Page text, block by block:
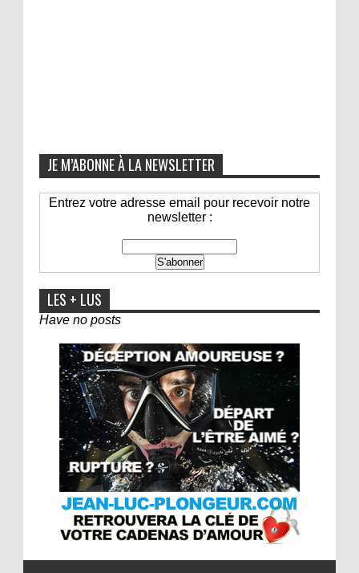
JE M’ABONNE À LA NEWSLETTER
Entrez votre adresse email pour recevoir notre
newsletter :
LES + LUS
Have no posts